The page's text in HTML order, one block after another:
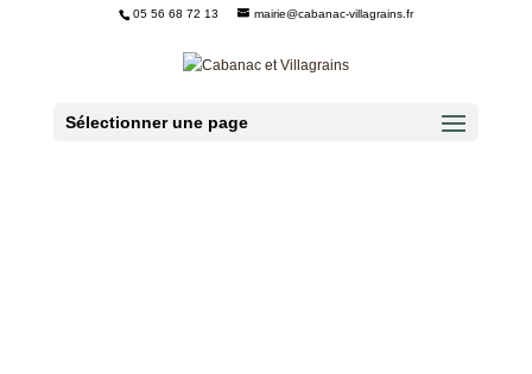
05 56 68 72 13 mairie@cabanac-villagrains.fr
Sélectionner une page